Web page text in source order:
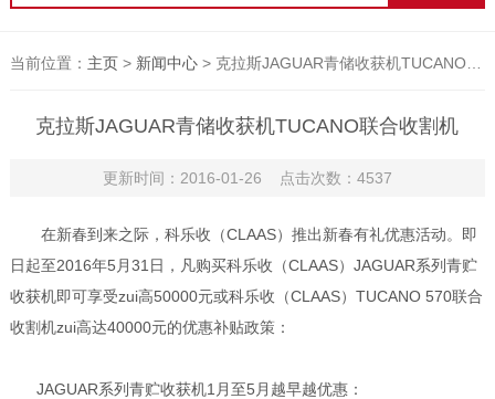
当前位置： 主页> 新闻中心> 克拉斯JAGUAR青储收获机TUCANO联合收割机
克拉斯JAGUAR青储收获机TUCANO联合收割机
更新时间：2016-01-26 点击次数：4537
在新春到来之际，科乐收（CLAAS）推出新春有礼优惠活动。即
日起至2016年5月31日，凡购买科乐收（CLAAS）JAGUAR系列青贮
收获机即可享受zui高50000元或科乐收（CLAAS）TUCANO 570联合
收割机zui高达40000元的优惠补贴政策：
JAGUAR系列青贮收获机1月至5月越早越优惠：